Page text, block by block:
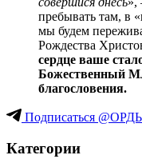
пребывать там, в
мы будем
Рождества
сердце ваше
Божественный
благословения.
Подписаться
Категории